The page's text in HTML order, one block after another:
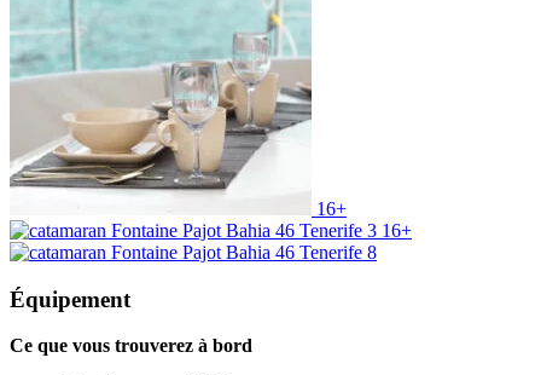
16+
16+
Équipement
Ce que vous trouverez à bord